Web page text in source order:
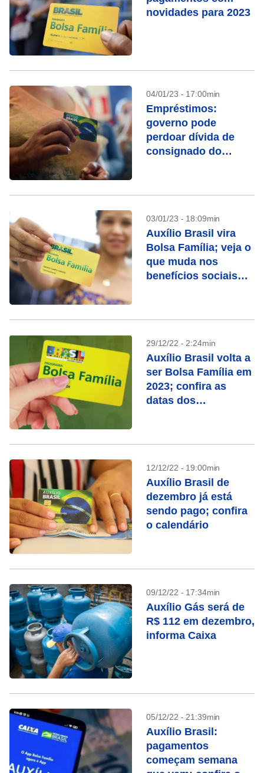
novidades para 2023
04/01/23 - 17:00min
Empréstimos:
governo pode
perdoar dívida de
consignado do
03/01/23 - 18:09min
Auxílio Brasil vira
Bolsa Família; veja o
que muda nos
benefícios sociais
29/12/22 - 2:24min
Auxílio Brasil volta a
ser Bolsa Família em
2023; confira as
datas dos
12/12/22 - 19:00min
Auxílio Brasil de
dezembro já está
sendo pago; confira
o calendário
09/12/22 - 17:34min
Auxílio Gás será de
R$ 112 em dezembro,
informa Caixa
05/12/22 - 21:39min
Auxílio Brasil:
pagamentos
começam semana